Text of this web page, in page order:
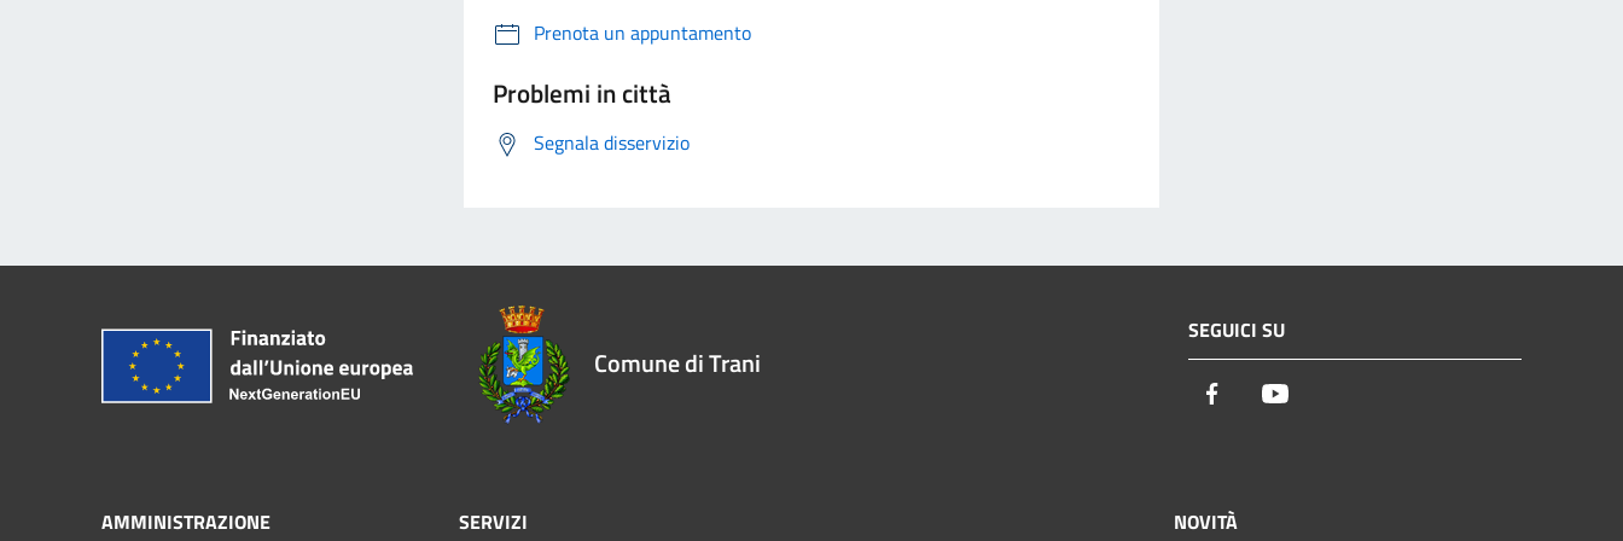
Prenota un appuntamento
Problemi in città
Segnala disservizio
Comune di Trani
SEGUICI SU
Facebook
AMMINISTRAZIONE SERVIZI NOVITÀ